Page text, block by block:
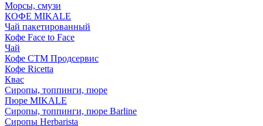
Морсы, смузи
КОФЕ MIKALE
Чай пакетированный
Кофе Face to Face
Чай
Кофе СТМ Продсервис
Кофе Ricetta
Квас
Сиропы, топпинги, пюре
Пюре MIKALE
Сиропы, топпинги, пюре Barline
Сиропы Herbarista